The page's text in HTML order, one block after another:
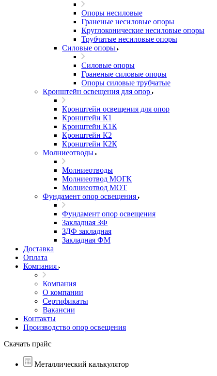
Опоры несиловые
Граненые несиловые опоры
Круглоконические несиловые опоры
Трубчатые несиловые опоры
Силовые опоры
Силовые опоры
Граненые силовые опоры
Опоры силовые трубчатые
Кронштейн освещения для опор
Кронштейн освещения для опор
Кронштейн К1
Кронштейн К1К
Кронштейн К2
Кронштейн К2К
Молниеотводы
Молниеотводы
Молниеотвод МОГК
Молниеотвод МОТ
Фундамент опор освещения
Фундамент опор освещения
Закладная ЗФ
ЗДФ закладная
Закладная ФМ
Доставка
Оплата
Компания
Компания
О компании
Сертификаты
Вакансии
Контакты
Производство опор освещения
Скачать прайс
Металлический калькулятор